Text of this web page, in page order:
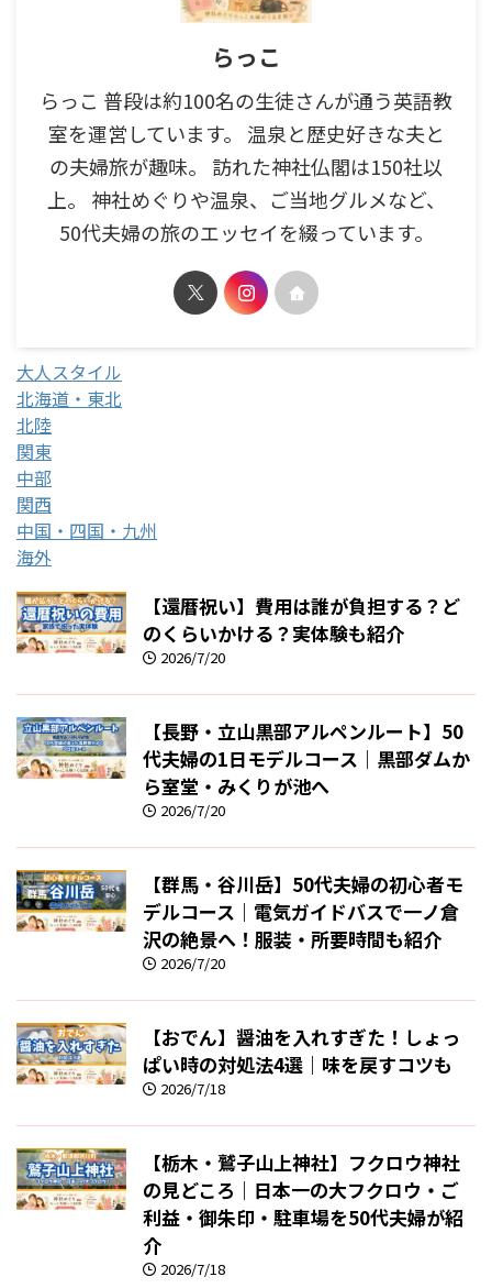
らっこ
らっこ 普段は約100名の生徒さんが通う英語教
室を運営しています。 温泉と歴史好きな夫と
の夫婦旅が趣味。 訪れた神社仏閣は150社以
上。 神社めぐりや温泉、ご当地グルメなど、
50代夫婦の旅のエッセイを綴っています。
大人スタイル
北海道・東北
北陸
関東
中部
関西
中国・四国・九州
海外
【還暦祝い】費用は誰が負担する？ど
のくらいかける？実体験も紹介
2026/7/20
【長野・立山黒部アルペンルート】50
代夫婦の1日モデルコース｜黒部ダムか
ら室堂・みくりが池へ
2026/7/20
【群馬・谷川岳】50代夫婦の初心者モ
デルコース｜電気ガイドバスで一ノ倉
沢の絶景へ！服装・所要時間も紹介
2026/7/20
【おでん】醤油を入れすぎた！しょっ
ぱい時の対処法4選｜味を戻すコツも
2026/7/18
【栃木・鷲子山上神社】フクロウ神社
の見どころ｜日本一の大フクロウ・ご
利益・御朱印・駐車場を50代夫婦が紹
介
2026/7/18